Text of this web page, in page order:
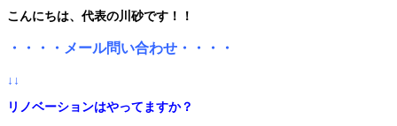
こんにちは、代表の川砂です！！
・・・・メール問い合わせ・・・・
↓↓
リノベーションはやってますか？